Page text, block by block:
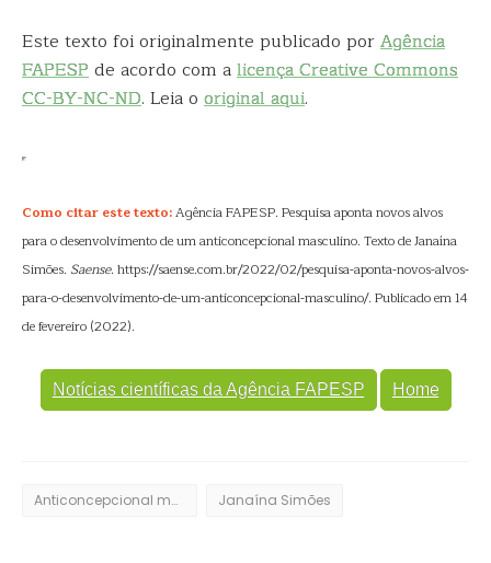
Este texto foi originalmente publicado porAgência
FAPESPde acordo com alicença Creative Commons
CC-BY-NC-ND. Leia o original aqui.
Como citar este texto:Agência FAPESP. Pesquisa aponta novos alvos
para o desenvolvimento de um anticoncepcional masculino. Texto de Janaína
Simões. Saense. https://saense.com.br/2022/02/pesquisa-aponta-novos-alvos-
para-o-desenvolvimento-de-um-anticoncepcional-masculino/. Publicado em 14
de fevereiro (2022).
Notícias científicas da Agência FAPESP Home
Anticoncepcional masculino Janaína Simões